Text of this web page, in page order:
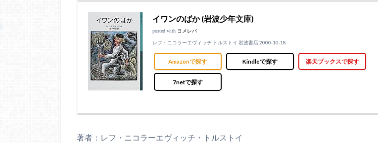
イワンのばか (岩波少年文庫)
posted with ヨメレバ
レフ・ニコラーエヴィッチ トルストイ 岩波書店 2000-10-18
Amazonで探す Kindleで探す 楽天ブックスで探す
7netで探す
著者：レフ・ニコラーエヴィッチ・トルストイ